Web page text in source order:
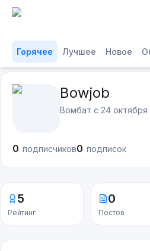
Горячее Лучшее Новое
Bowjob
Вомбат с 24 октября
0 подписчиков0 подписок
5
Рейтинг
0
Постов